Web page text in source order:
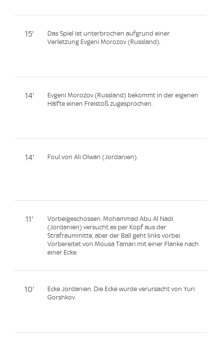
15'
Das Spiel ist unterbrochen aufgrund einer
Verletzung Evgeni Morozov (Russland).
14'
Evgeni Morozov (Russland) bekommt in der eigenen
Hälfte einen Freistoß zugesprochen.
14' Foul von Ali Olwan (Jordanien).
11'
Vorbeigeschossen. Mohammad Abu Al Nadi
(Jordanien) versucht es per Kopf aus der
Strafraummitte, aber der Ball geht links vorbei.
Vorbereitet von Mousa Tamari mit einer Flanke nach
einer Ecke.
10'
Ecke Jordanien. Die Ecke wurde verursacht von Yuri
Gorshkov.